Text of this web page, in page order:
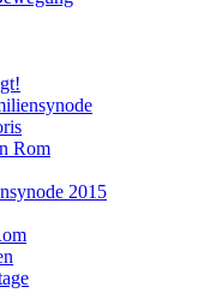
Rom
2015